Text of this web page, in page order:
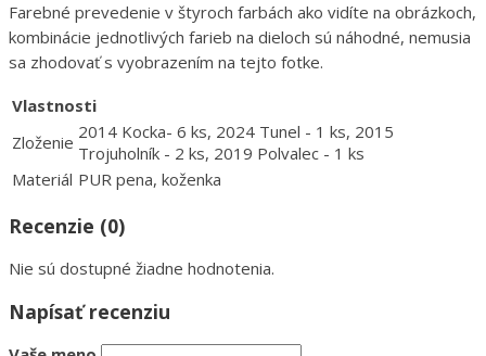
Farebné prevedenie v štyroch farbách ako vidíte na obrázkoch,
kombinácie jednotlivých farieb na dieloch sú náhodné, nemusia
sa zhodovať s vyobrazením na tejto fotke.
Vlastnosti
Zloženie 2014 Kocka- 6 ks, 2024 Tunel - 1 ks, 2015
Trojuholník - 2 ks, 2019 Polvalec - 1 ks
Materiál PUR pena, koženka
Recenzie (0)
Nie sú dostupné žiadne hodnotenia.
Napísať recenziu